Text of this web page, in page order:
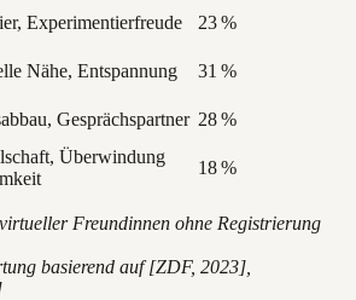
Experimentierfreude
23 %
Nähe, Entspannung
31 %
Gesprächspartner 28 %
Überwindung
18 %
Freundinnen ohne Registrierung
basierend auf [ZDF, 2023],